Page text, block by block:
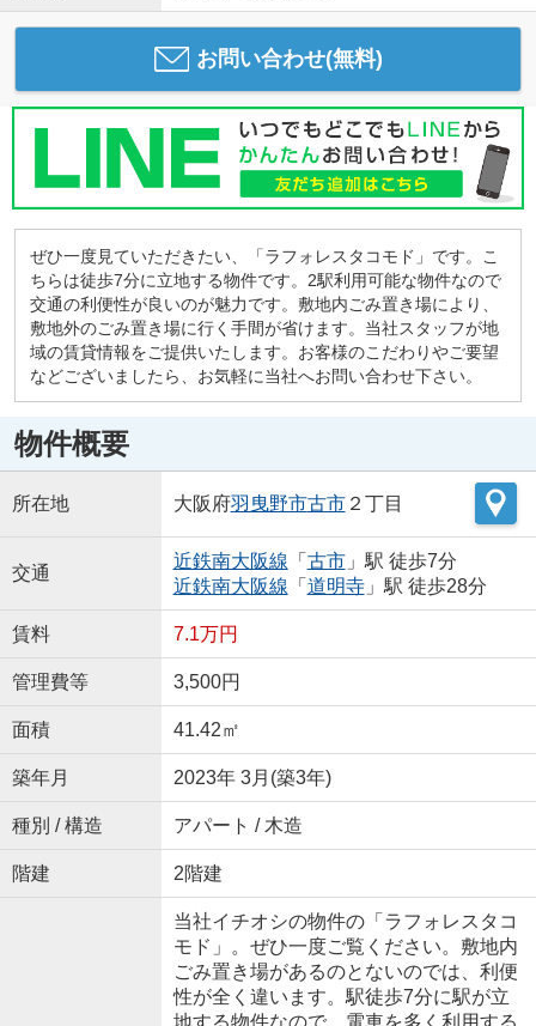
お問い合わせ(無料)
ぜひ一度見ていただきたい、「ラフォレスタコモド」です。こ
ちらは徒歩7分に立地する物件です。2駅利用可能な物件なので
交通の利便性が良いのが魅力です。敷地内ごみ置き場により、
敷地外のごみ置き場に行く手間が省けます。当社スタッフが地
域の賃貸情報をご提供いたします。お客様のこだわりやご要望
などございましたら、お気軽に当社へお問い合わせ下さい。
物件概要
所在地 大阪府羽曳野市古市２丁目
交通
近鉄南大阪線 「 古市」駅 徒歩7分
近鉄南大阪線 「 道明寺」駅 徒歩28分
賃料 7.1万円
管理費等 3,500円
面積 41.42㎡
築年月 2023年 3月(築3年)
種別 / 構造 アパート / 木造
階建 2階建
当社イチオシの物件の「ラフォレスタコ
モド」。ぜひ一度ご覧ください。敷地内
ごみ置き場があるのとないのでは、利便
性が全く違います。駅徒歩7分に駅が立
地する物件なので、電車を多く利用する